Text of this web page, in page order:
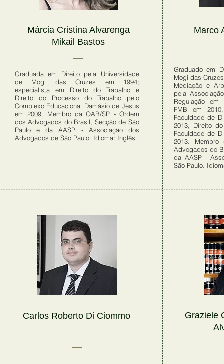
Márcia Cristina Alvarenga
Mikail Bastos
Graduada em Direito pela Universidade
de Mogi das Cruzes em 1994;
especialista em Direito do Trabalho e
Direito do Processo do Trabalho pelo
Complexo Educacional Damásio de Jesus
em 2009. Membro da OAB/SP - Ordem
dos Advogados do Brasil, Secção de São
Paulo e da AASP - Associação dos
Advogados de São Paulo. Idioma: Inglês.
Carlos Roberto Di Ciommo
Graziele
Marco
Graduado em
Mogi das
Mediação e
pela
Regulação
FMB em
Faculdade de
2013, Direito
Faculdade de
2013.
Advogados do
da AASP -
São Paulo.